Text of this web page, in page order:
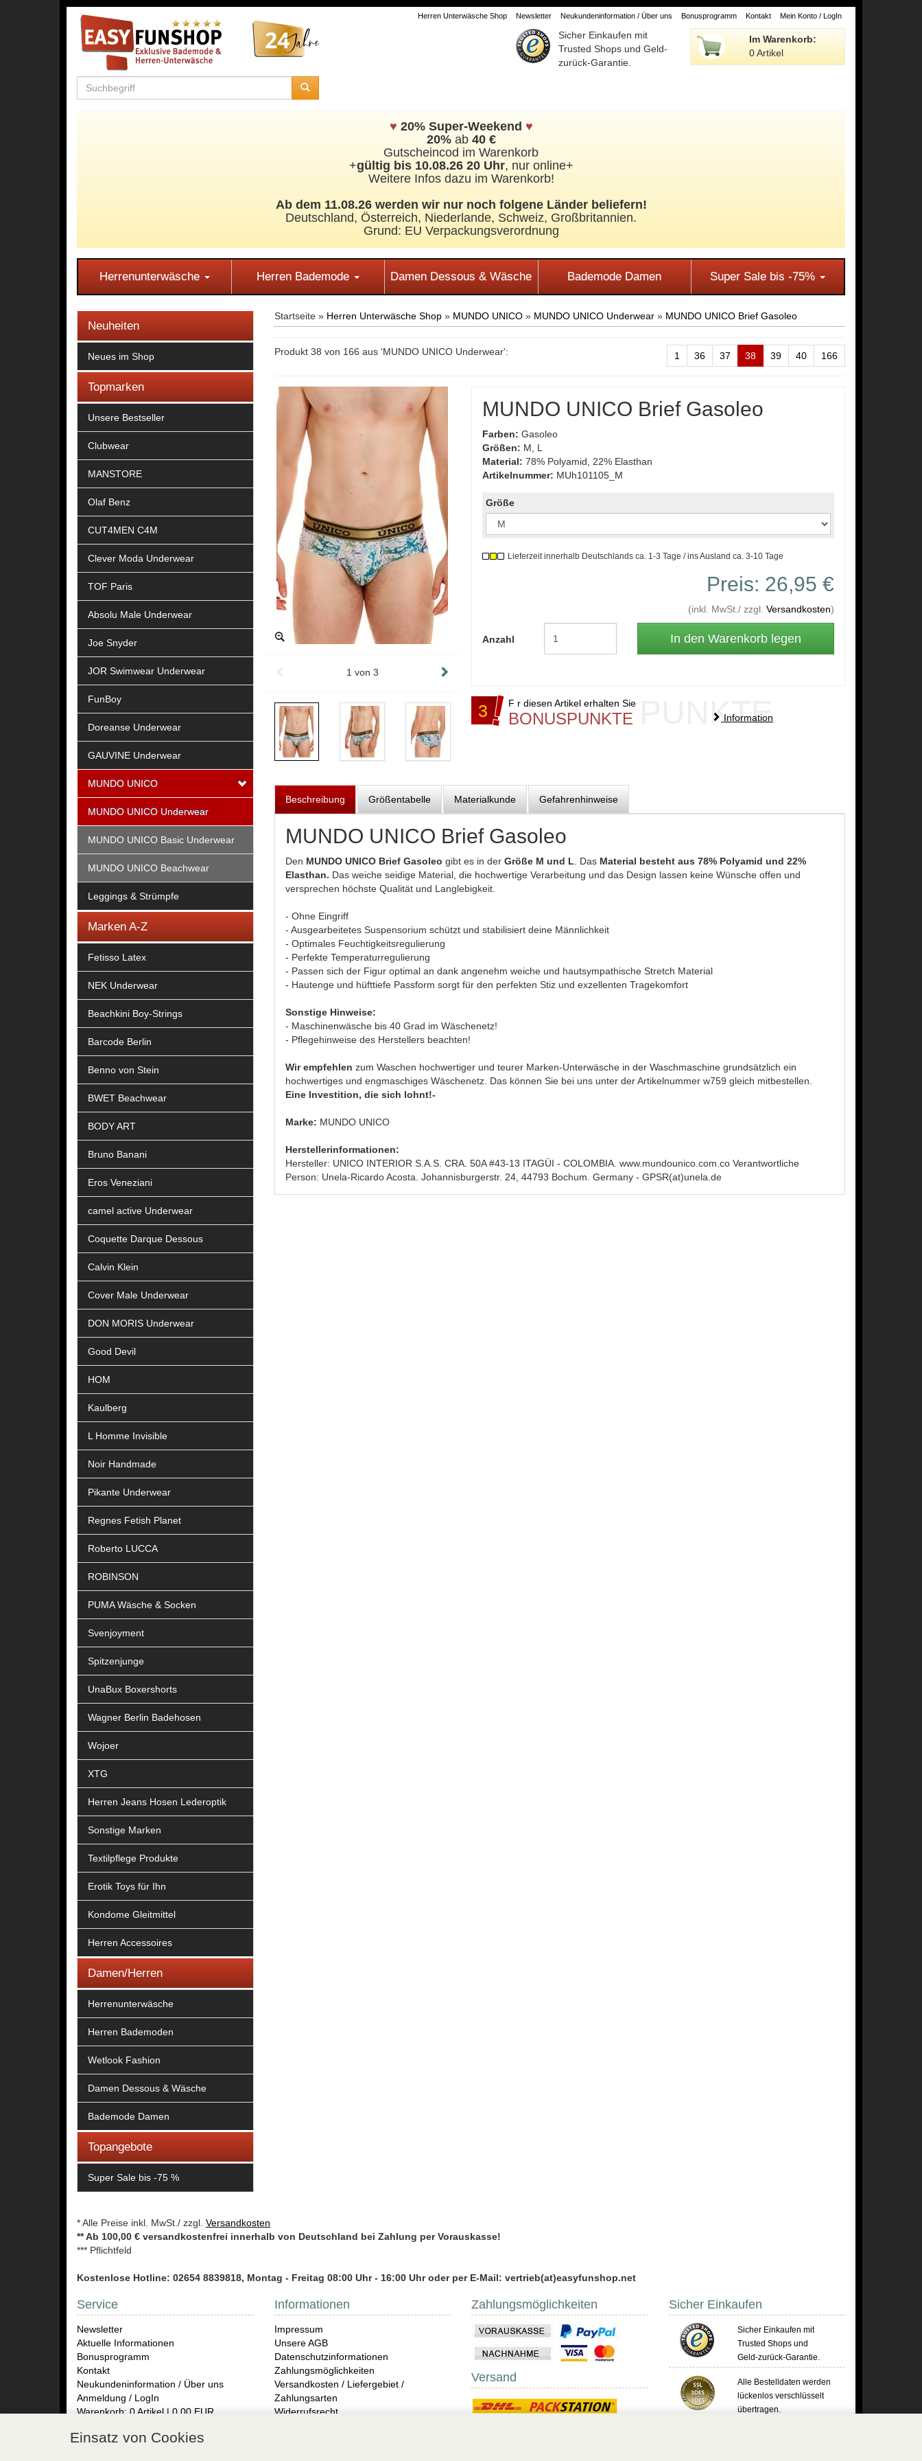
Herren Unterwäsche Shop Newsletter Neukundeninformation / Über uns Bonusprogramm Kontakt Mein Konto / LogIn
Sicher Einkaufen mit
Trusted Shops und Geld-
zurück-Garantie.
Im Warenkorb:
0 Artikel
♥ 20% Super-Weekend ♥
20%ab 40 €
Gutscheincod im Warenkorb
+gültig bis 10.08.26 20 Uhr, nur online+
Weitere Infos dazu im Warenkorb!
Ab dem 11.08.26 werden wir nur noch folgene Länder beliefern!
Deutschland, Österreich, Niederlande, Schweiz, Großbritannien.
Grund: EU Verpackungsverordnung
Herrenunterwäsche Herren Bademode Damen Dessous & Wäsche Bademode Damen Super Sale bis -75%
Neuheiten
Neues im Shop
Topmarken
Unsere Bestseller
Clubwear
MANSTORE
Olaf Benz
CUT4MEN C4M
Clever Moda Underwear
TOF Paris
Absolu Male Underwear
Joe Snyder
JOR Swimwear Underwear
FunBoy
Doreanse Underwear
GAUVINE Underwear
MUNDO UNICO
MUNDO UNICO Underwear
MUNDO UNICO Basic Underwear
MUNDO UNICO Beachwear
Leggings & Strümpfe
Marken A-Z
Fetisso Latex
NEK Underwear
Beachkini Boy-Strings
Barcode Berlin
Benno von Stein
BWET Beachwear
BODY ART
Bruno Banani
Eros Veneziani
camel active Underwear
Coquette Darque Dessous
Calvin Klein
Cover Male Underwear
DON MORIS Underwear
Good Devil
HOM
Kaulberg
L Homme Invisible
Noir Handmade
Pikante Underwear
Regnes Fetish Planet
Roberto LUCCA
ROBINSON
PUMA Wäsche & Socken
Svenjoyment
Spitzenjunge
UnaBux Boxershorts
Wagner Berlin Badehosen
Wojoer
XTG
Herren Jeans Hosen Lederoptik
Sonstige Marken
Textilpflege Produkte
Erotik Toys für Ihn
Kondome Gleitmittel
Herren Accessoires
Damen/Herren
Herrenunterwäsche
Herren Bademoden
Wetlook Fashion
Damen Dessous & Wäsche
Bademode Damen
Topangebote
Super Sale bis -75 %
Startseite » Herren Unterwäsche Shop » MUNDO UNICO» MUNDO UNICO Underwear» MUNDO UNICO Brief Gasoleo
Produkt 38 von 166 aus 'MUNDO UNICO Underwear': 1 36 37 38 39 40 166
1 von 3
MUNDO UNICO Brief Gasoleo
Farben: Gasoleo
Größen: M, L
Material: 78% Polyamid, 22% Elasthan
Artikelnummer: MUh101105_M
Größe
Lieferzeit innerhalb Deutschlands ca. 1-3 Tage / ins Ausland ca. 3-10 Tage
Preis: 26,95 €
(inkl. MwSt./ zzgl. Versandkosten)
Anzahl
3 F r diesen Artikel erhalten Sie
BONUSPUNKTE PUNKTE
Information
Beschreibung Größentabelle Materialkunde Gefahrenhinweise
MUNDO UNICO Brief Gasoleo
Den MUNDO UNICO Brief Gasoleo gibt es in der Größe M und L . Das Material besteht aus 78% Polyamid und 22%
Elasthan. Das weiche seidige Material, die hochwertige Verarbeitung und das Design lassen keine Wünsche offen und
versprechen höchste Qualität und Langlebigkeit.
- Ohne Eingriff
- Ausgearbeitetes Suspensorium schützt und stabilisiert deine Männlichkeit
- Optimales Feuchtigkeitsregulierung
- Perfekte Temperaturregulierung
- Passen sich der Figur optimal an dank angenehm weiche und hautsympathische Stretch Material
- Hautenge und hüfttiefe Passform sorgt für den perfekten Stiz und exzellenten Tragekomfort
Sonstige Hinweise:
- Maschinenwäsche bis 40 Grad im Wäschenetz!
- Pflegehinweise des Herstellers beachten!
Wir empfehlen zum Waschen hochwertiger und teurer Marken-Unterwäsche in der Waschmaschine grundsätzlich ein
hochwertiges und engmaschiges Wäschenetz. Das können Sie bei uns unter der Artikelnummer w759 gleich mitbestellen.
Eine Investition, die sich lohnt!-
Marke: MUNDO UNICO
Herstellerinformationen:
Hersteller: UNICO INTERIOR S.A.S. CRA. 50A #43-13 ITAGÜI - COLOMBIA. www.mundounico.com.co Verantwortliche
Person: Unela-Ricardo Acosta. Johannisburgerstr. 24, 44793 Bochum. Germany - GPSR(at)unela.de
* Alle Preise inkl. MwSt./ zzgl. Versandkosten
** Ab 100,00 € versandkostenfrei innerhalb von Deutschland bei Zahlung per Vorauskasse!
*** Pflichtfeld
Kostenlose Hotline: 02654 8839818, Montag - Freitag 08:00 Uhr - 16:00 Uhr oder per E-Mail: vertrieb(at)easyfunshop.net
Service
Newsletter
Aktuelle Informationen
Bonusprogramm
Kontakt
Neukundeninformation / Über uns
Anmeldung / LogIn
Warenkorb: 0 Artikel | 0,00 EUR
Informationen
Impressum
Unsere AGB
Datenschutzinformationen
Zahlungsmöglichkeiten
Versandkosten / Liefergebiet /
Zahlungsarten
Widerrufsrecht
Zahlungsmöglichkeiten
Versand
Sicher Einkaufen
Sicher Einkaufen mit
Trusted Shops und
Geld-zurück-Garantie.
Alle Bestelldaten werden
lückenlos verschlüsselt
übertragen.
Einsatz von Cookies